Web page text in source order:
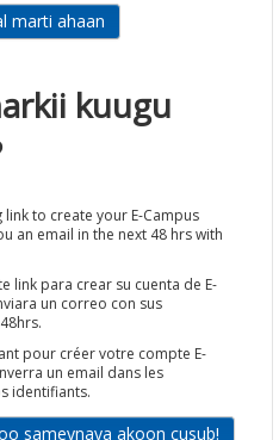
kuugu
to create your E-Campus
an email in the next 48 hrs with
link para crear su cuenta de E-
un correo con sus
pour créer votre compte E-
un email dans les
identifiants.